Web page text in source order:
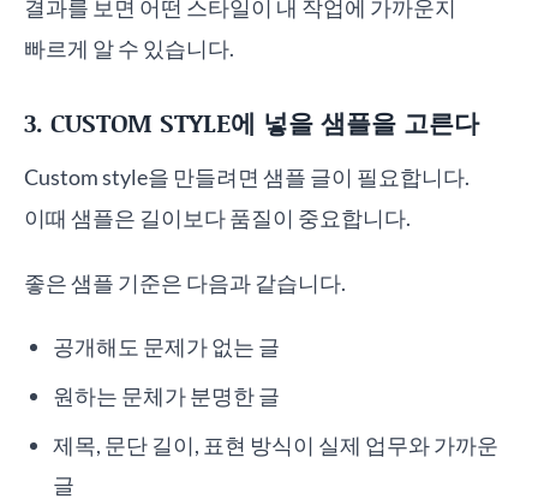
결과를 보면 어떤 스타일이 내 작업에 가까운지
빠르게 알 수 있습니다.
3. CUSTOM STYLE에 넣을 샘플을 고른다
Custom style을 만들려면 샘플 글이 필요합니다.
이때 샘플은 길이보다 품질이 중요합니다.
좋은 샘플 기준은 다음과 같습니다.
공개해도 문제가 없는 글
원하는 문체가 분명한 글
제목, 문단 길이, 표현 방식이 실제 업무와 가까운
글